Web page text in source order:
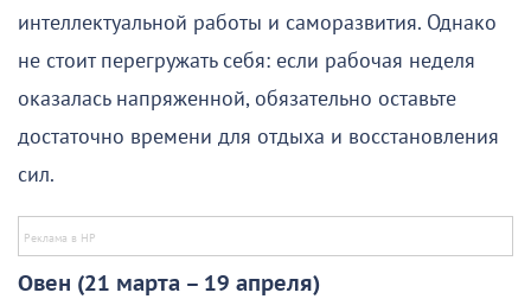
интеллектуальной работы и саморазвития. Однако
не стоит перегружать себя: если рабочая неделя
оказалась напряженной, обязательно оставьте
достаточно времени для отдыха и восстановления
сил.
Овен (21 марта – 19 апреля)